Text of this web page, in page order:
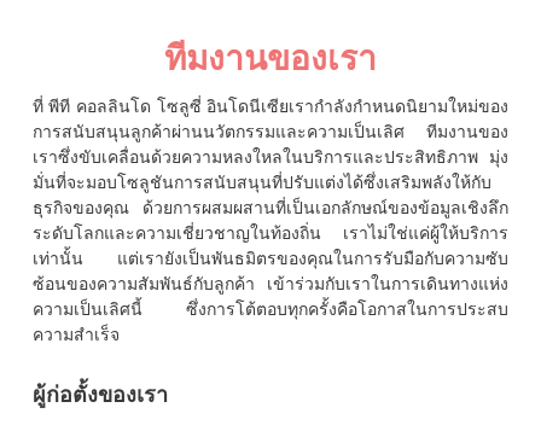
ทีมงานของเรา
ที่พีที คอลลินโด โซลูซี่ อินโดนีเซียเรากำลังกำหนดนิยามใหม่ของ
การสนับสนุนลูกค้าผ่านนวัตกรรมและความเป็นเลิศ ทีมงานของ
เราซึ่งขับเคลื่อนด้วยความหลงใหลในบริการและประสิทธิภาพ มุ่ง
มั่นที่จะมอบโซลูชันการสนับสนุนที่ปรับแต่งได้ซึ่งเสริมพลังให้กับ
ธุรกิจของคุณ ด้วยการผสมผสานที่เป็นเอกลักษณ์ของข้อมูลเชิงลึก
ระดับโลกและความเชี่ยวชาญในท้องถิ่น เราไม่ใช่แค่ผู้ให้บริการ
เท่านั้น แต่เรายังเป็นพันธมิตรของคุณในการรับมือกับความซับ
ซ้อนของความสัมพันธ์กับลูกค้า เข้าร่วมกับเราในการเดินทางแห่ง
ความเป็นเลิศนี้ ซึ่งการโต้ตอบทุกครั้งคือโอกาสในการประสบ
ความสำเร็จ
ผู้ก่อตั้งของเรา